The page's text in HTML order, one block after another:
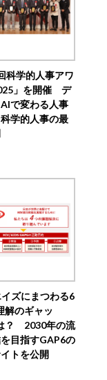
科学的人事アワ
」を開催 デ
で変わる人事
学的人事の最
ズにまつわる6
解のギャッ
？ 2030年の流
目指すGAP6の
イトを公開